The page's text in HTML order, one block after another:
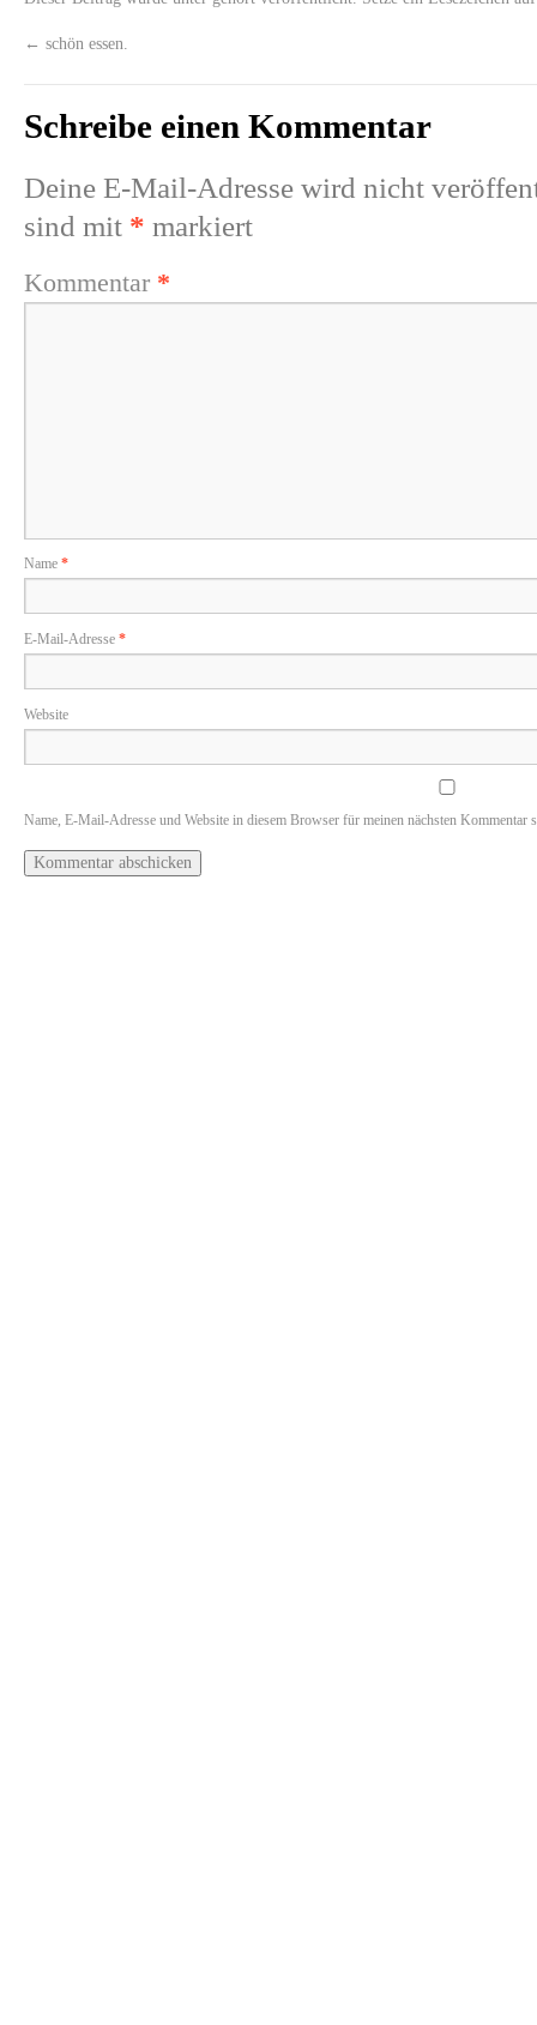
← schön essen.
Schreibe einen Kommentar
Deine E-Mail-Adresse wird nicht
sind mit * markiert
Kommentar *
Name *
E-Mail-Adresse *
Website
Name, E-Mail-Adresse und Website in diesem Browser für meinen nächsten Kommentar